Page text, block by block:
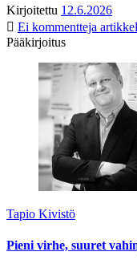
Kirjoitettu 12.6.2026
Ei kommentteja
Pääkirjoitus
Tapio Kivistö
Pieni virhe, suuret